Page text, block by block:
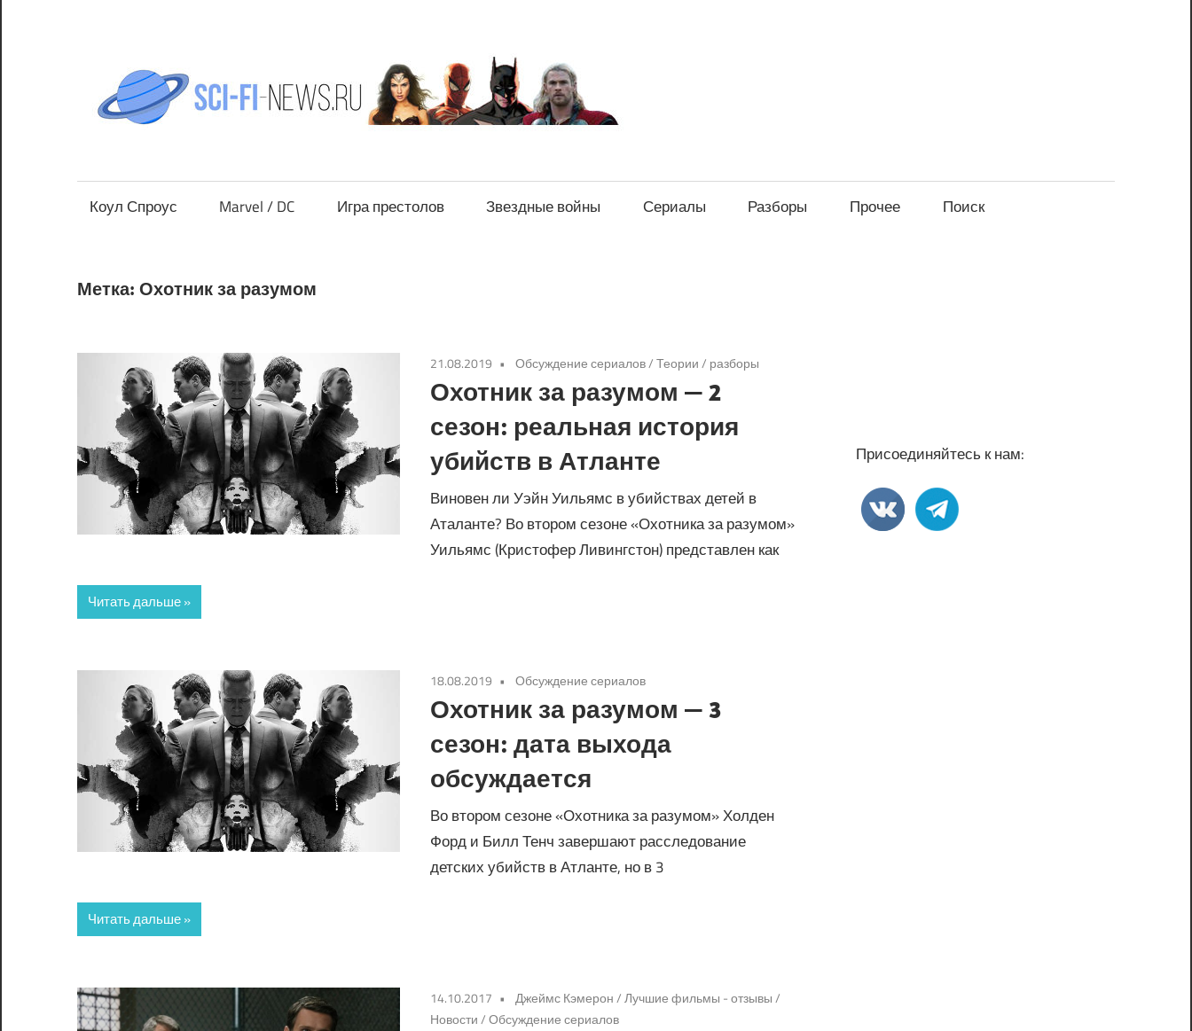
news.ru
Коул Спроус Marvel / DC Игра престолов Звездные войны Сериалы Разборы Прочее Поиск
Метка: Охотник за разумом
21.08.2019 Обсуждение сериалов/Теории / разборы
Охотник за разумом — 2
сезон: реальная история
убийств в Атланте
Виновен ли Уэйн Уильямс в убийствах детей в
Аталанте? Во втором сезоне «Охотника за разумом»
Уильямс (Кристофер Ливингстон) представлен как
Читать дальше
18.08.2019 Обсуждение сериалов
Охотник за разумом — 3
сезон: дата выхода
обсуждается
Во втором сезоне «Охотника за разумом» Холден
Форд и Билл Тенч завершают расследование
детских убийств в Атланте, но в 3
Читать дальше
14.10.2017 Джеймс Кэмерон/Лучшие фильмы - отзывы/
Новости/Обсуждение сериалов
Присоединяйтесь к нам: